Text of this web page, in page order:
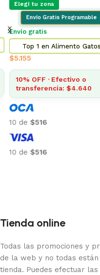
Elegí tu zona
Envío Gratis Programable
Envío gratis
Top 1 en Alimento Gatos
5.155
10% OFF · Efectivo o
transferencia: $4.640
10 de$516
10 de$516
Tienda online
Todas las promociones y
de la web y no todas
tienda. Puedes efectuar